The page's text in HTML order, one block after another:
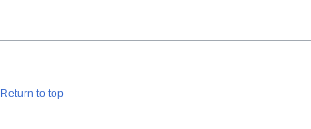
Return to top